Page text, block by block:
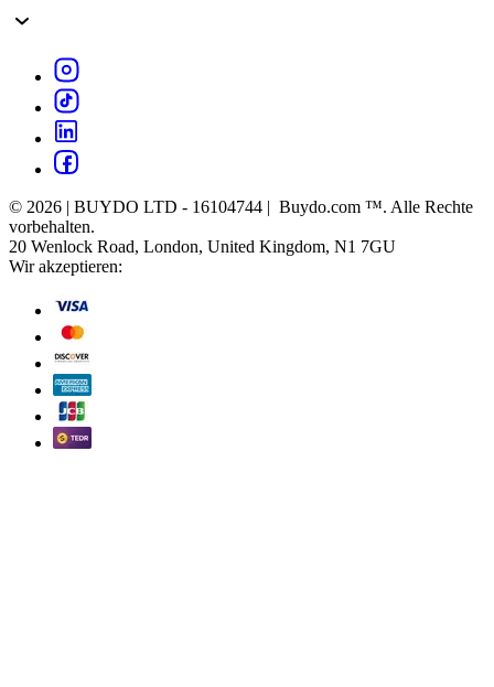
© 2026 | BUYDO LTD - 16104744 | Buydo.com ™. Alle Rechte
vorbehalten.
20 Wenlock Road, London, United Kingdom, N1 7GU
Wir akzeptieren: